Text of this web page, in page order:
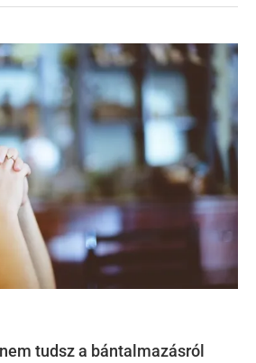
tudsz a bántalmazásról